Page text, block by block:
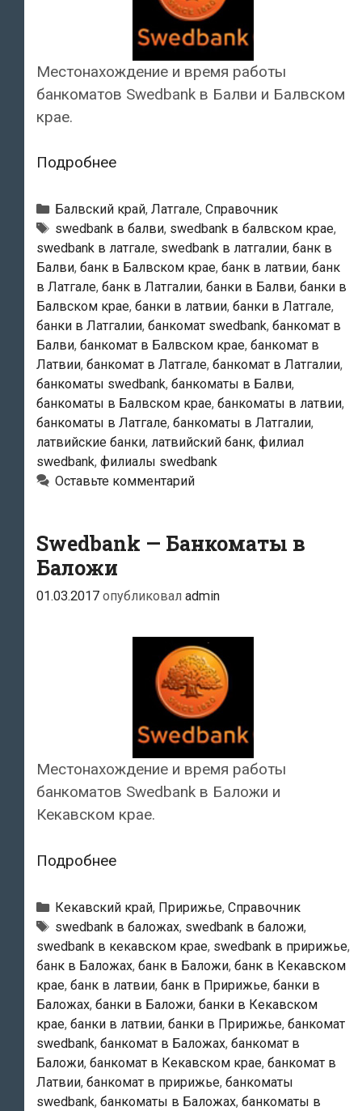
Местонахождение и время работы
банкоматов Swedbank в Балви и Балвском
крае.
ПодробнееSwedbank
Банкоматы
в
Балви
Рубрики
Балвский край, Латгале, Справочник
Тэги
swedbank в балви, swedbank в балвском крае,
swedbank в латгале, swedbank в латгалии, банк в
Балви, банк в Балвском крае, банк в латвии, банк
в Латгале, банк в Латгалии, банки в Балви, банки в
Балвском крае, банки в латвии, банки в Латгале,
банки в Латгалии, банкомат swedbank, банкомат в
Балви, банкомат в Балвском крае, банкомат в
Латвии, банкомат в Латгале, банкомат в Латгалии,
банкоматы swedbank, банкоматы в Балви,
банкоматы в Балвском крае, банкоматы в латвии,
банкоматы в Латгале, банкоматы в Латгалии,
латвийские банки, латвийский банк, филиал
swedbank, филиалы swedbank
Оставьте комментарий
Swedbank — Банкоматы в
Баложи
01.03.2017 опубликовал admin
Местонахождение и время работы
банкоматов Swedbank в Баложи и
Кекавском крае.
ПодробнееSwedbank
Банкоматы
в
Баложи
Рубрики
Кекавский край, Пририжье, Справочник
Тэги
swedbank в баложах, swedbank в баложи,
swedbank в кекавском крае, swedbank в пририжье,
банк в Баложах, банк в Баложи, банк в Кекавском
крае, банк в латвии, банк в Пририжье, банки в
Баложах, банки в Баложи, банки в Кекавском
крае, банки в латвии, банки в Пририжье, банкомат
swedbank, банкомат в Баложах, банкомат в
Баложи, банкомат в Кекавском крае, банкомат в
Латвии, банкомат в пририжье, банкоматы
swedbank, банкоматы в Баложах, банкоматы в